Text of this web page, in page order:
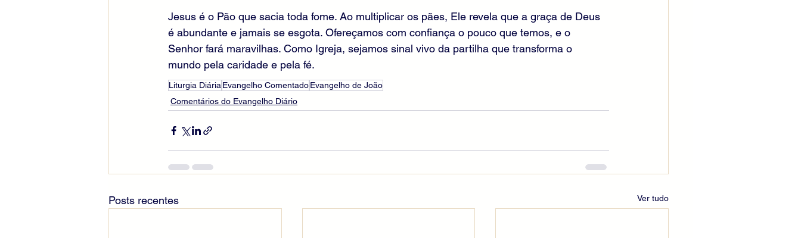
Jesus é o Pão que sacia toda fome. Ao multiplicar os pães, Ele revela que a graça de Deus
é abundante e jamais se esgota. Ofereçamos com confiança o pouco que temos, e o
Senhor fará maravilhas. Como Igreja, sejamos sinal vivo da partilha que transforma o
mundo pela caridade e pela fé.
Liturgia DiáriaEvangelho ComentadoEvangelho de João
Comentários do Evangelho Diário
Posts recentes Ver tudo